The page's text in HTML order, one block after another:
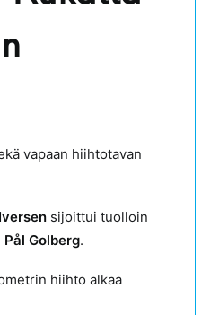
vapaan hiihtotavan
sijoittui tuolloin
Pål Golberg.
hiihto alkaa